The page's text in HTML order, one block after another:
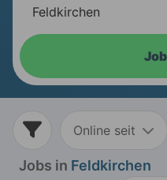
Online seit
Jobs in Feldkirchen